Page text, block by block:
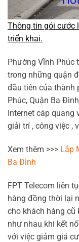
Thông tin gói cước
triển khai.
Phường Vĩnh Phúc
trong những quận
đầu tiên của thành
Phúc, Quận Ba
Internet cáp
giải trí , công việc ,
Xem thêm >>> Lắp
Ba Đình
FPT Telecom liên
hàng đồng thời lại
cho khách hàng cũ
như nhau khi kết
với việc giảm giá